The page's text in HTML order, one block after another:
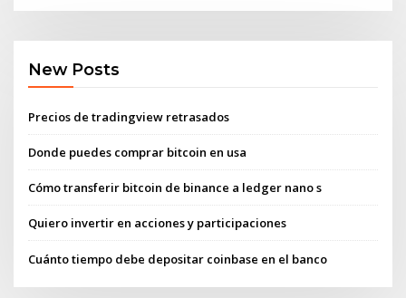
New Posts
Precios de tradingview retrasados
Donde puedes comprar bitcoin en usa
Cómo transferir bitcoin de binance a ledger nano s
Quiero invertir en acciones y participaciones
Cuánto tiempo debe depositar coinbase en el banco